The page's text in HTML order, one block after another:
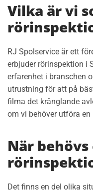
Vilka är vi
RJ Spolservice är ett
erbjuder rörinspektion i
erfarenhet i branschen
utrustning för att på
filma det krånglande
om vi behöver utföra en
När behövs
Det finns en del olika